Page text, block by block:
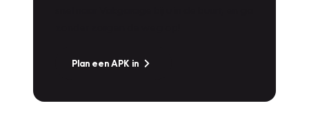
Plan een APK in